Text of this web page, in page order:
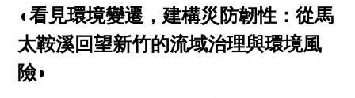
◖看見環境變遷，建構災防韌性：從馬
太鞍溪回望新竹的流域治理與環境風
險◗